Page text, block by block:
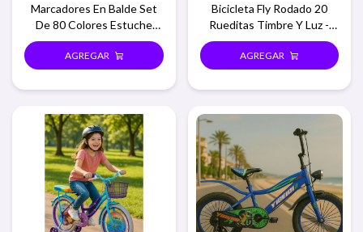
Marcadores En Balde Set
De 80 Colores Estuche
Redondo
Bicicleta Fly Rodado 20
Rueditas Timbre Y Luz -
Azul